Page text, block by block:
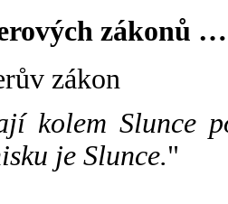
zákonů …
zákon
kolem Slunce
je Slunce."